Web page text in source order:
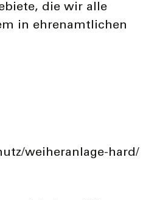
die wir alle
in ehrenamtlichen
weiheranlage-hard/